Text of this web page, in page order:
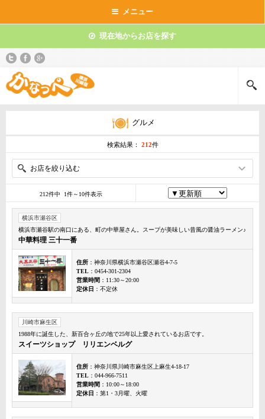
メニュー
現在地からお店を探す
グルメ
検索結果： 212件
お店を絞り込む
212件中 1件～10件表示
横浜市瀬谷区
横浜市瀬谷駅の南口にある、町の中華屋さん。スープが美味しい昔風の醤油ラーメン♪
中華料理 三十一番
住所 ：神奈川県横浜市瀬谷区瀬谷4-7-5
TEL ：0454-301-2304
営業時間 ：11:30～20:00
定休日 ：不定休
川崎市麻生区
1988年に誕生した、新百合ヶ丘の地で25年以上愛されているお店です。
スイーツショップ リリエンベルグ
住所 ：神奈川県川崎市麻生区上麻生4-18-17
TEL ：044-966-7511
営業時間 ：10:00～18:00
定休日 ：第1・3月曜、火曜